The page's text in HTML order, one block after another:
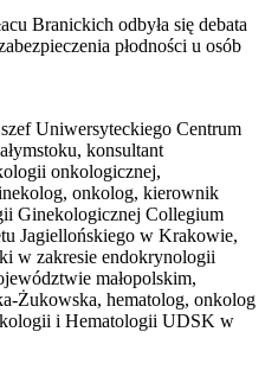
Branickich odbyła się debata
płodności u osób
Uniwersyteckiego Centrum
konsultant
onkologicznej,
onkolog, kierownik
Ginekologicznej Collegium
Jagiellońskiego w Krakowie,
w zakresie endokrynologii
małopolskim,
Żukowska, hematolog, onkolog
i Hematologii UDSK w